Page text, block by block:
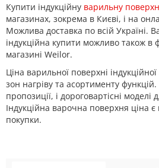
Купити індукційну варильну
магазинах, зокрема в Києві, і на
Можлива доставка по всій Україні.
індукційна купити можливо також в
магазині Weilor.
Ціна варильної поверхні індукційної
зон нагріву та асортименту
пропозиції, і дороговартісні моделі
Індукційна варочна поверхня ціна
покупки.